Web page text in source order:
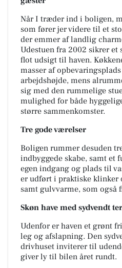
Når I træder ind i boligen,
som fører jer videre til et
der emmer af landlig
Udestuen fra 2002 sikrer
flot udsigt til haven.
masser af
arbejdshøjde, mens
sig med den rummelige
mulighed for både
større sammenkomster.
Tre gode værelser
Boligen rummer desuden
indbyggede skabe, samt et
egen indgang og plads til
er udført i praktiske klinker
samt gulvvarme, som også
Skøn have med sydvendt
Udenfor er haven et grønt
leg og afslapning. Den
drivhuset inviterer til
giver ly til bilen året rundt.